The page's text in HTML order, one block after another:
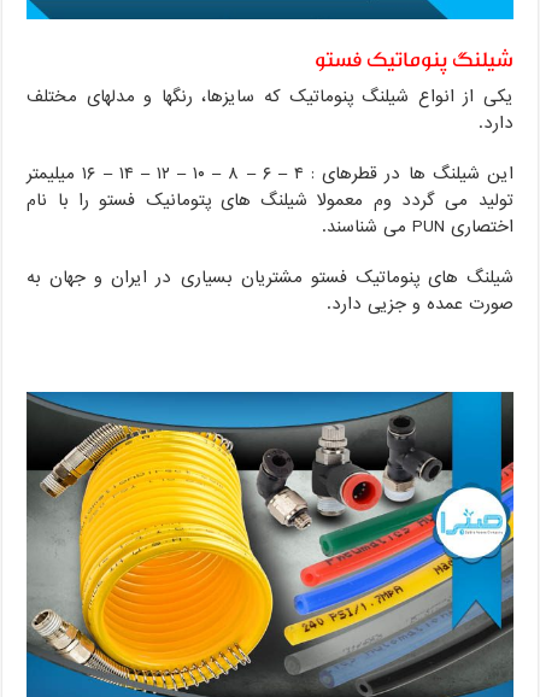
شیلنگ پنوماتیک فستو
یکی از انواع شیلنگ پنوماتیک که سایزها، رنگها و مدلهای مختلف
دارد.
این شیلنگ ها در قطرهای : ۴ – ۶ – ۸ – ۱۰ – ۱۲ – ۱۴ – ۱۶ میلیمتر
تولید می گردد وم معمولا شیلنگ های پتومانیک فستو را با نام
اختصاری PUN می شناسند.
شیلنگ های پنوماتیک فستو مشتریان بسیاری در ایران و جهان به
صورت عمده و جزیی دارد.